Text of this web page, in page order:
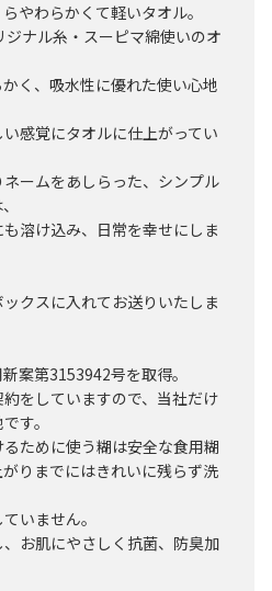
やわらかくて軽いタオル。
ナル糸・スーピマ綿使いのオ
く、吸水性に優れた使い心地
感覚にタオルに仕上がってい
ームをあしらった、シンプル
溶け込み、日常を幸せにしま
クスに入れてお送りいたしま
案第3153942号を取得。
をしていますので、当社だけ
す。
ために使う糊は安全な食用糊
りまでにはきれいに残らず洗
いません。
お肌にやさしく抗菌、防臭加